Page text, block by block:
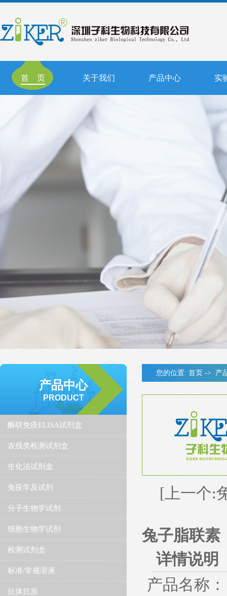
首 页 关于我们 产品中心 实
产品中心
PRODUCT
酶联免疫ELISA试剂盒
农残类检测试剂盒
生化法试剂盒
免疫学及试剂
分子生物学试剂
细胞生物学试剂
检测试剂盒
标准/常规溶液
抗体抗原
您的位置: 首页 -> 产
[上一个:
兔子脂联素
详情说明
产品名称：